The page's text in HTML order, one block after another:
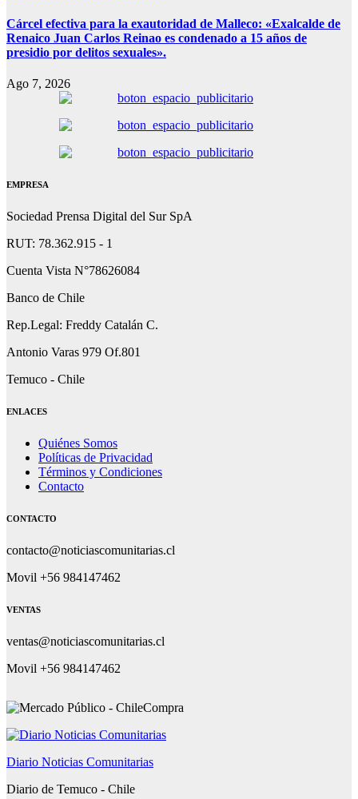
Cárcel efectiva para la exautoridad de Malleco: «Exalcalde de
Renaico Juan Carlos Reinao es condenado a 15 años de
presidio por delitos sexuales».
Ago 7, 2026
EMPRESA
Sociedad Prensa Digital del Sur SpA
RUT: 78.362.915 - 1
Cuenta Vista N°78626084
Banco de Chile
Rep.Legal: Freddy Catalán C.
Antonio Varas 979 Of.801
Temuco - Chile
ENLACES
Quiénes Somos
Políticas de Privacidad
Términos y Condiciones
Contacto
CONTACTO
contacto@noticiascomunitarias.cl
Movil +56 984147462
VENTAS
ventas@noticiascomunitarias.cl
Movil +56 984147462
Diario Noticias Comunitarias
Diario de Temuco - Chile